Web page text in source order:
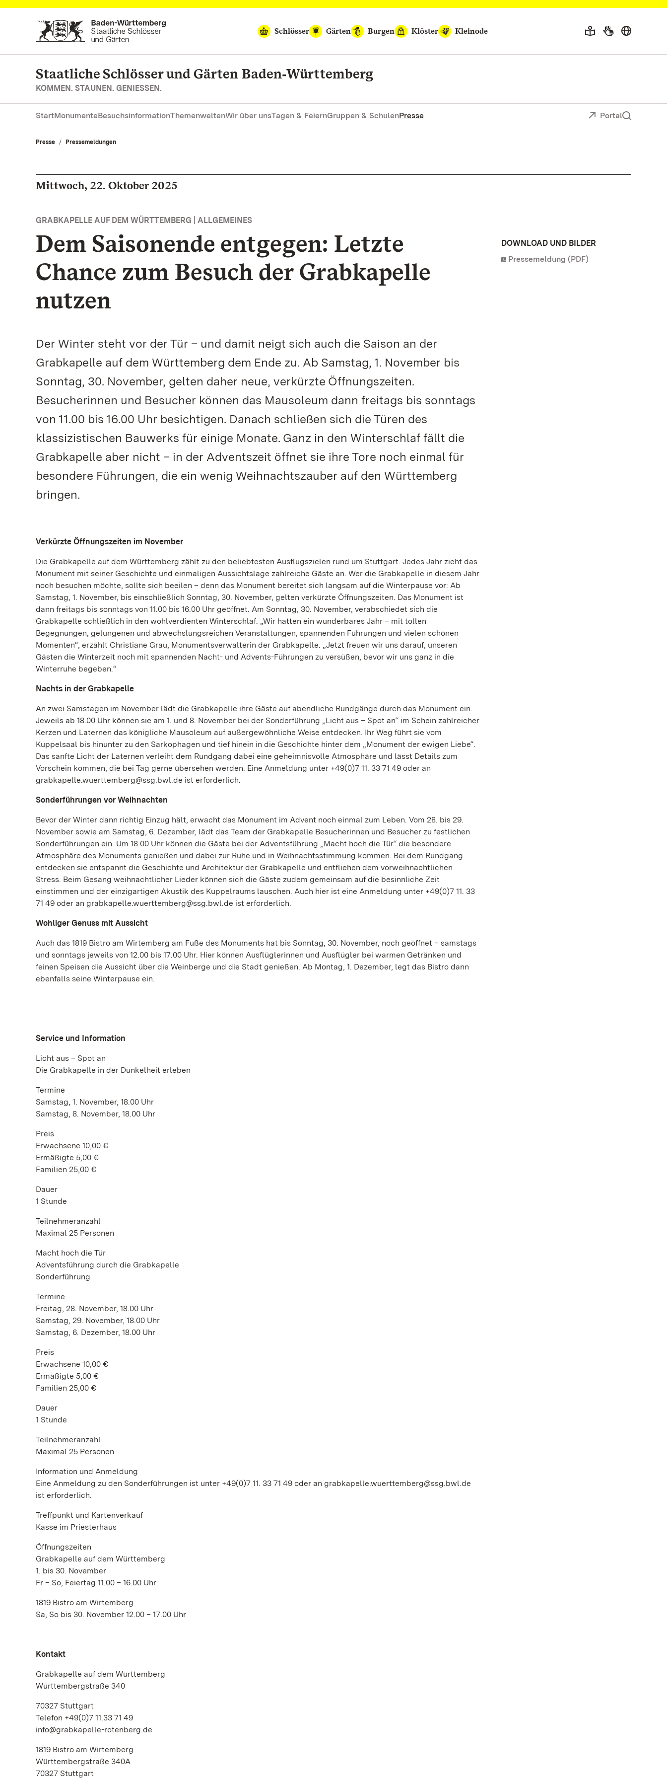
Zum Hauptinhalt springen
Schlösser
Gärten Burgen Klöster Kleinode
Staatliche Schlösser und Gärten Baden‑Württemberg
KOMMEN. STAUNEN. GENIESSEN.
StartMonumenteBesuchsinformationThemenweltenWir über unsTagen & FeiernGruppen & SchulenPresse Portal
Presse Pressemeldungen
Mittwoch, 22. Oktober 2025
GRABKAPELLE AUF DEM WÜRTTEMBERG | ALLGEMEINES
Dem Saisonende entgegen: Letzte
Chance zum Besuch der Grabkapelle
nutzen
Der Winter steht vor der Tür – und damit neigt sich auch die Saison an der
Grabkapelle auf dem Württemberg dem Ende zu. Ab Samstag, 1. November bis
Sonntag, 30. November, gelten daher neue, verkürzte Öffnungszeiten.
Besucherinnen und Besucher können das Mausoleum dann freitags bis sonntags
von 11.00 bis 16.00 Uhr besichtigen. Danach schließen sich die Türen des
klassizistischen Bauwerks für einige Monate. Ganz in den Winterschlaf fällt die
Grabkapelle aber nicht – in der Adventszeit öffnet sie ihre Tore noch einmal für
besondere Führungen, die ein wenig Weihnachtszauber auf den Württemberg
bringen.
Verkürzte Öffnungszeiten im November
Die Grabkapelle auf dem Württemberg zählt zu den beliebtesten Ausflugszielen rund um Stuttgart. Jedes Jahr zieht das
Monument mit seiner Geschichte und einmaligen Aussichtslage zahlreiche Gäste an. Wer die Grabkapelle in diesem Jahr
noch besuchen möchte, sollte sich beeilen – denn das Monument bereitet sich langsam auf die Winterpause vor: Ab
Samstag, 1. November, bis einschließlich Sonntag, 30. November, gelten verkürzte Öffnungszeiten. Das Monument ist
dann freitags bis sonntags von 11.00 bis 16.00 Uhr geöffnet. Am Sonntag, 30. November, verabschiedet sich die
Grabkapelle schließlich in den wohlverdienten Winterschlaf. „Wir hatten ein wunderbares Jahr – mit tollen
Begegnungen, gelungenen und abwechslungsreichen Veranstaltungen, spannenden Führungen und vielen schönen
Momenten“, erzählt Christiane Grau, Monumentsverwalterin der Grabkapelle. „Jetzt freuen wir uns darauf, unseren
Gästen die Winterzeit noch mit spannenden Nacht- und Advents-Führungen zu versüßen, bevor wir uns ganz in die
Winterruhe begeben.“
Nachts in der Grabkapelle
An zwei Samstagen im November lädt die Grabkapelle ihre Gäste auf abendliche Rundgänge durch das Monument ein.
Jeweils ab 18.00 Uhr können sie am 1. und 8. November bei der Sonderführung „Licht aus – Spot an“ im Schein zahlreicher
Kerzen und Laternen das königliche Mausoleum auf außergewöhnliche Weise entdecken. Ihr Weg führt sie vom
Kuppelsaal bis hinunter zu den Sarkophagen und tief hinein in die Geschichte hinter dem „Monument der ewigen Liebe“.
Das sanfte Licht der Laternen verleiht dem Rundgang dabei eine geheimnisvolle Atmosphäre und lässt Details zum
Vorschein kommen, die bei Tag gerne übersehen werden. Eine Anmeldung unter +49(0)7 11. 33 71 49 oder an
grabkapelle.wuerttemberg@ssg.bwl.de ist erforderlich.
Sonderführungen vor Weihnachten
Bevor der Winter dann richtig Einzug hält, erwacht das Monument im Advent noch einmal zum Leben. Vom 28. bis 29.
November sowie am Samstag, 6. Dezember, lädt das Team der Grabkapelle Besucherinnen und Besucher zu festlichen
Sonderführungen ein. Um 18.00 Uhr können die Gäste bei der Adventsführung „Macht hoch die Tür“ die besondere
Atmosphäre des Monuments genießen und dabei zur Ruhe und in Weihnachtsstimmung kommen. Bei dem Rundgang
entdecken sie entspannt die Geschichte und Architektur der Grabkapelle und entfliehen dem vorweihnachtlichen
Stress. Beim Gesang weihnachtlicher Lieder können sich die Gäste zudem gemeinsam auf die besinnliche Zeit
einstimmen und der einzigartigen Akustik des Kuppelraums lauschen. Auch hier ist eine Anmeldung unter +49(0)7 11. 33
71 49 oder an grabkapelle.wuerttemberg@ssg.bwl.de ist erforderlich.
Wohliger Genuss mit Aussicht
Auch das 1819 Bistro am Wirtemberg am Fuße des Monuments hat bis Sonntag, 30. November, noch geöffnet – samstags
und sonntags jeweils von 12.00 bis 17.00 Uhr. Hier können Ausflüglerinnen und Ausflügler bei warmen Getränken und
feinen Speisen die Aussicht über die Weinberge und die Stadt genießen. Ab Montag, 1. Dezember, legt das Bistro dann
ebenfalls seine Winterpause ein.
Service und Information
Licht aus – Spot an
Die Grabkapelle in der Dunkelheit erleben
Termine
Samstag, 1. November, 18.00 Uhr
Samstag, 8. November, 18.00 Uhr
Preis
Erwachsene 10,00 €
Ermäßigte 5,00 €
Familien 25,00 €
Dauer
1 Stunde
Teilnehmeranzahl
Maximal 25 Personen
Macht hoch die Tür
Adventsführung durch die Grabkapelle
Sonderführung
Termine
Freitag, 28. November, 18.00 Uhr
Samstag, 29. November, 18.00 Uhr
Samstag, 6. Dezember, 18.00 Uhr
Preis
Erwachsene 10,00 €
Ermäßigte 5,00 €
Familien 25,00 €
Dauer
1 Stunde
Teilnehmeranzahl
Maximal 25 Personen
Information und Anmeldung
Eine Anmeldung zu den Sonderführungen ist unter +49(0)7 11. 33 71 49 oder an grabkapelle.wuerttemberg@ssg.bwl.de
ist erforderlich.
Treffpunkt und Kartenverkauf
Kasse im Priesterhaus
Öffnungszeiten
Grabkapelle auf dem Württemberg
1. bis 30. November
Fr – So, Feiertag 11.00 – 16.00 Uhr
1819 Bistro am Wirtemberg
Sa, So bis 30. November 12.00 – 17.00 Uhr
Kontakt
Grabkapelle auf dem Württemberg
Württembergstraße 340
70327 Stuttgart
Telefon +49(0)7 11.33 71 49
info@grabkapelle-rotenberg.de
1819 Bistro am Wirtemberg
Württembergstraße 340A
70327 Stuttgart
DOWNLOAD UND BILDER
Pressemeldung (PDF)